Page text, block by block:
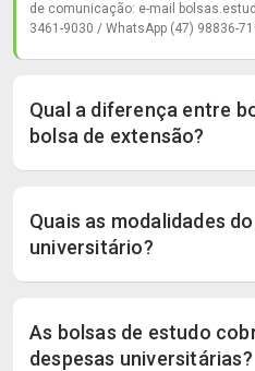
de comunicação: e-mail
3461-9030 / WhatsApp (47) 98836-
Qual a diferença entre
bolsa de extensão?
Quais as modalidades
universitário?
As bolsas de estudo
despesas universitárias?